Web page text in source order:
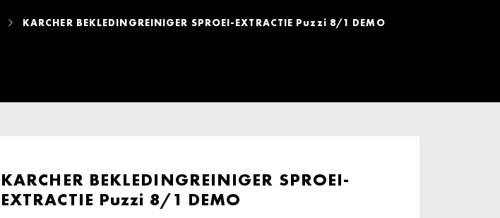
KARCHER BEKLEDINGREINIGER SPROEI-EXTRACTIE Puzzi 8/1 DEMO
KARCHER BEKLEDINGREINIGER SPROEI-
EXTRACTIE Puzzi 8/1 DEMO